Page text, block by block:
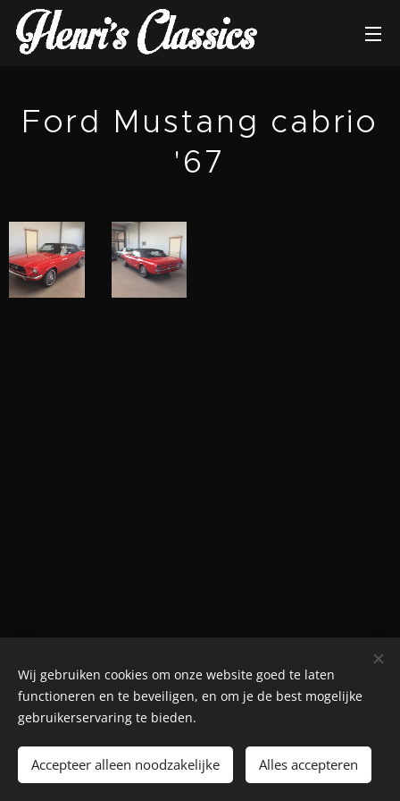
Ford Mustang cabrio
'67
© Henri's classics
Cookies
Talen
Nederlands
American English Français
Wij gebruiken cookies om onze website goed te laten
functioneren en te beveiligen, en om je de best mogelijke
gebruikerservaring te bieden.
Accepteer alleen noodzakelijke Alles accepteren